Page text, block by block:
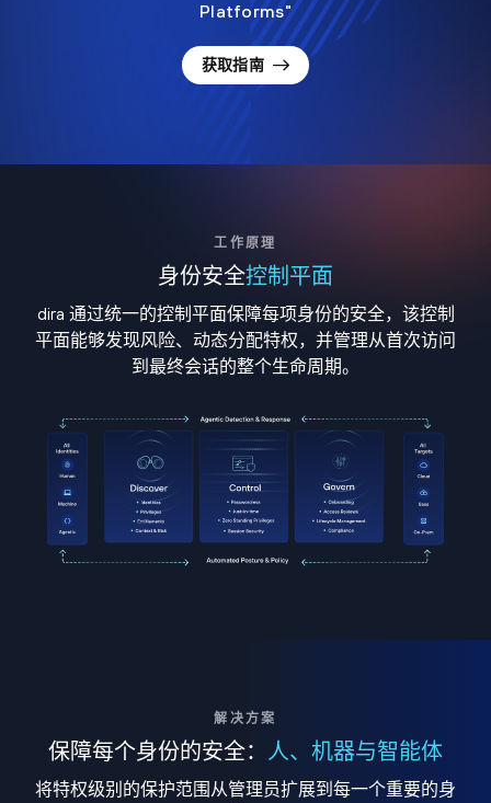
Platforms"
获取指南
工作原理
身份安全控制平面
dira 通过统一的控制平面保障每项身份的安全，该控制
平面能够发现风险、动态分配特权，并管理从首次访问
到最终会话的整个生命周期。
解决方案
保障每个身份的安全： 人、机器与智能体
将特权级别的保护范围从管理员扩展到每一个重要的身